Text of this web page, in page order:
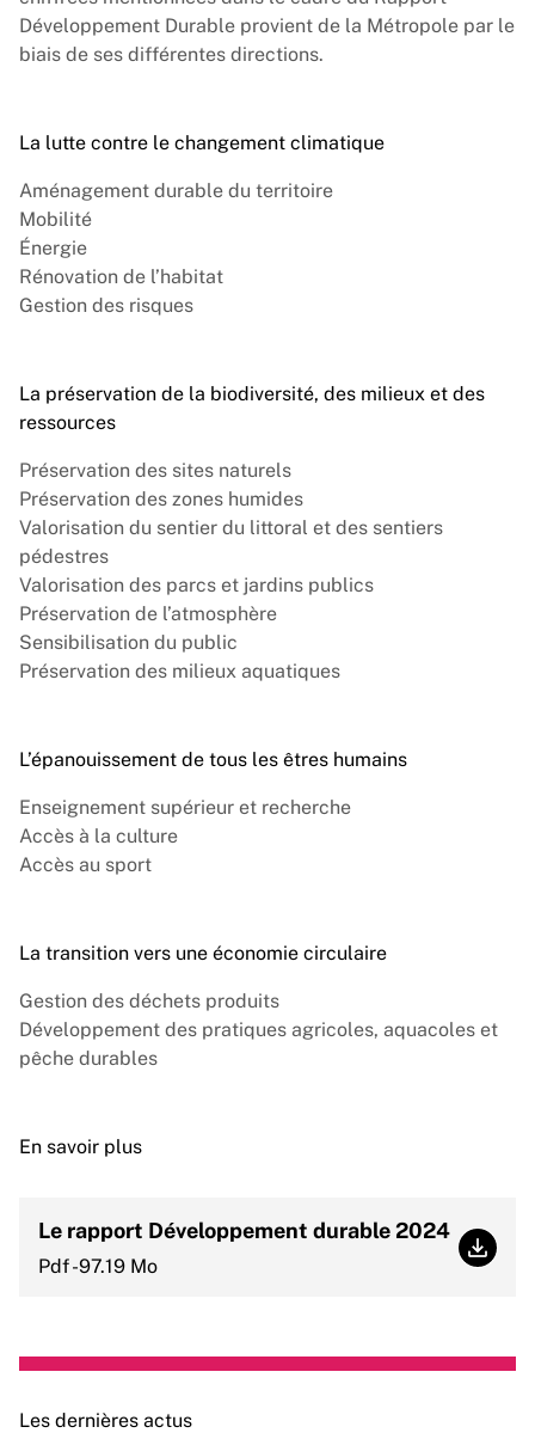
Développement Durable provient de la Métropole par le
biais de ses différentes directions.
La lutte contre le changement climatique
Aménagement durable du territoire
Mobilité
Énergie
Rénovation de l’habitat
Gestion des risques
La préservation de la biodiversité, des milieux et des
ressources
Préservation des sites naturels
Préservation des zones humides
Valorisation du sentier du littoral et des sentiers
pédestres
Valorisation des parcs et jardins publics
Préservation de l’atmosphère
Sensibilisation du public
Préservation des milieux aquatiques
L’épanouissement de tous les êtres humains
Enseignement supérieur et recherche
Accès à la culture
Accès au sport
La transition vers une économie circulaire
Gestion des déchets produits
Développement des pratiques agricoles, aquacoles et
pêche durables
En savoir plus
Le rapport Développement durable 2024
Pdf -97.19 Mo Le
Les dernières actus